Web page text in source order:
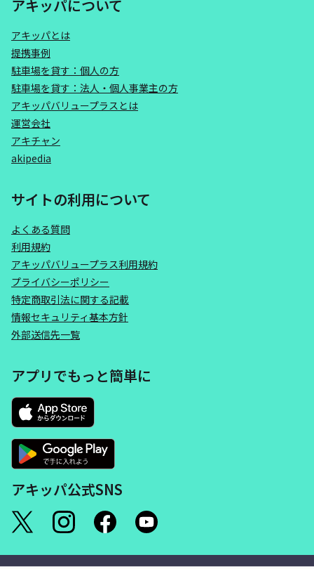
アキッパについて
アキッパとは
提携事例
駐車場を貸す：個人の方
駐車場を貸す：法人・個人事業主の方
アキッパバリュープラスとは
運営会社
アキチャン
akipedia
サイトの利用について
よくある質問
利用規約
アキッパバリュープラス利用規約
プライバシーポリシー
特定商取引法に関する記載
情報セキュリティ基本方針
外部送信先一覧
アプリでもっと簡単に
アキッパ公式SNS